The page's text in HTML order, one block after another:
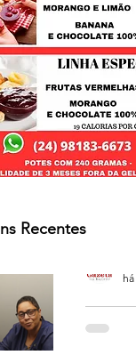
Recentes